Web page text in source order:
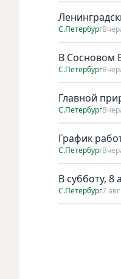
С.Петербург
В Сосновом
С.Петербург
Главной
С.Петербург
График
С.Петербург
В субботу, 8
С.Петербург7 авг